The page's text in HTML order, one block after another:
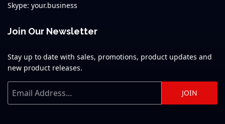
Skype: your.business
Join Our Newsletter
Stay up to date with sales, promotions, product updates and
new product releases.
JOIN